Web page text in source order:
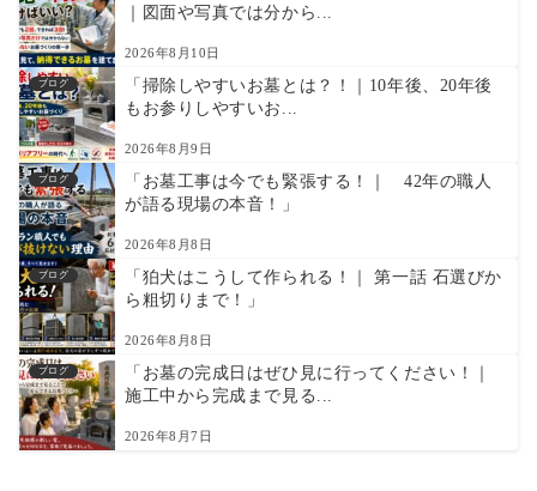
｜図面や写真では分から...
2026年8月10日
ブログ
「掃除しやすいお墓とは？！｜10年後、20年後
もお参りしやすいお...
2026年8月9日
ブログ
「お墓工事は今でも緊張する！｜ 42年の職人
が語る現場の本音！」
2026年8月8日
ブログ
「狛犬はこうして作られる！｜ 第一話 石選びか
ら粗切りまで！」
2026年8月8日
ブログ
「お墓の完成日はぜひ見に行ってください！｜
施工中から完成まで見る...
2026年8月7日